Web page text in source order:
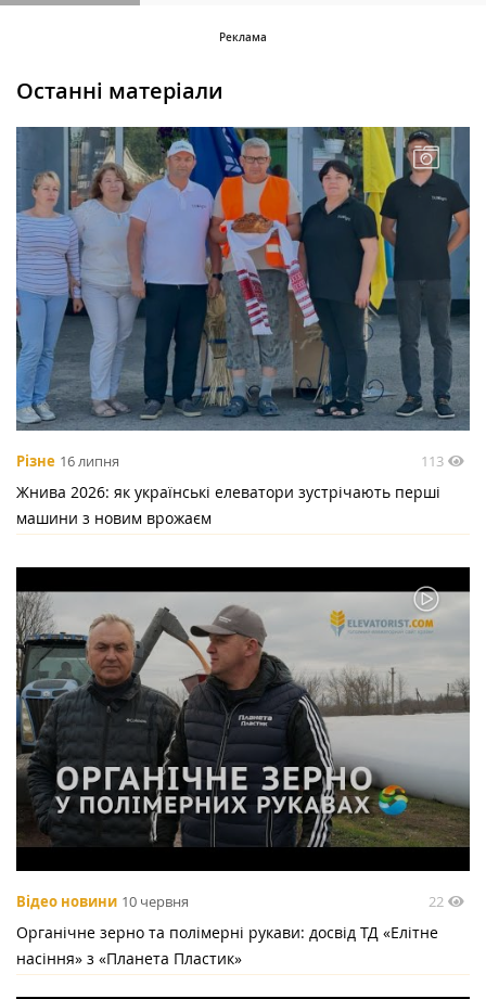
Останні матеріали
Різне 16 липня 113
Жнива 2026: як українські елеватори зустрічають перші
машини з новим врожаєм
Відео новини 10 червня 22
Органічне зерно та полімерні рукави: досвід ТД «Елітне
насіння» з «Планета Пластик»